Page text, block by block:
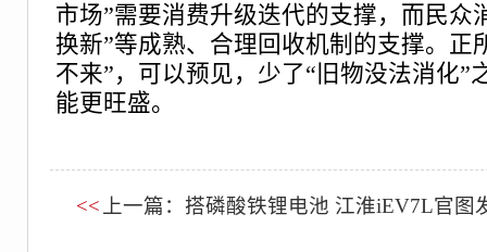
市场”需要消费升级迭代的支撑，而民众
换新”等成熟、合理回收机制的支撑。正
不来”，可以预见，少了“旧物没法消化”
能更旺盛。
<< 上一篇：搭磷酸铁锂电池 江淮iEV7L官图